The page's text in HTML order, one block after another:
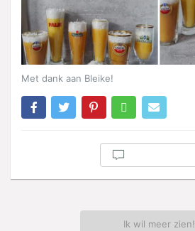
Met dank aan Bleike!
Ik wil meer zien!